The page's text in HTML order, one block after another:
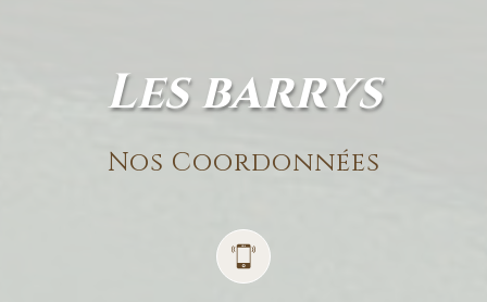
les barrys
Nos Coordonnées